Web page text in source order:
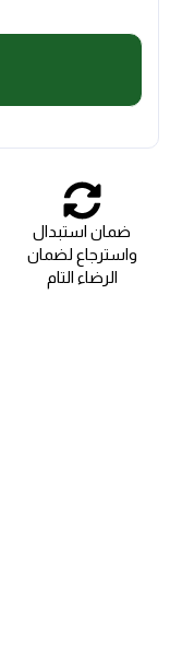
ضمان استبدال
واسترجاع لضمان
الرضاء التام